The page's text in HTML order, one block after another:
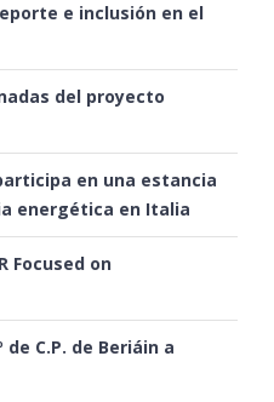
e inclusión en el
del proyecto
en una estancia
energética en Italia
Focused on
C.P. de Beriáin a